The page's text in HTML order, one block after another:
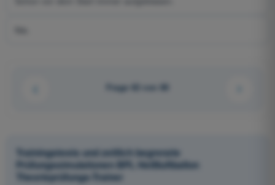
Frage 62 von 80
Trainingstests und zeitlich begrenzte
Prüfungssimulationen BPL Heißluftballon
Theorieprüfungs-Trainer